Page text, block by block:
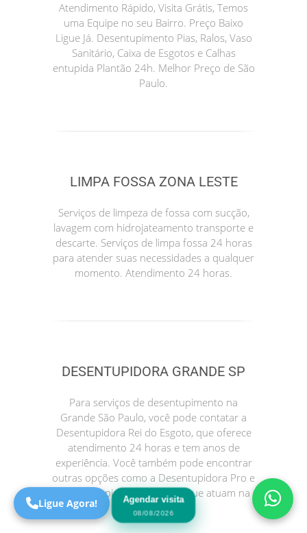
Atendimento Rápido, Visita Grátis, Temos
uma Equipe no seu Bairro. Preço Baixo
Ligue Já. Desentupimento Pias, Ralos, Vaso
Sanitário, Caixa de Esgotos e Calhas
entupida Plantão 24h. Melhor Preço de São
Paulo.
LIMPA FOSSA ZONA LESTE
Serviços de limpeza de fossa com sucção,
lavagem com hidrojateamento transporte e
descarte. Serviços de limpa fossa 24 horas
para atender suas necessidades a qualquer
momento. Atendimento 24 horas.
DESENTUPIDORA GRANDE SP
Para serviços de desentupimento na
Grande São Paulo, você pode contatar a
Desentupidora Rei do Esgoto, que oferece
atendimento 24 horas e tem anos de
experiência. Você também pode encontrar
outras opções como a Desentupidora Pro e
a Desentupidora no Bairro, que atuam na
sua região.
Agendar visita
08/08/2026
Online
São Paulo! Precisa de
ajuda?
Online
Ligue Agora!